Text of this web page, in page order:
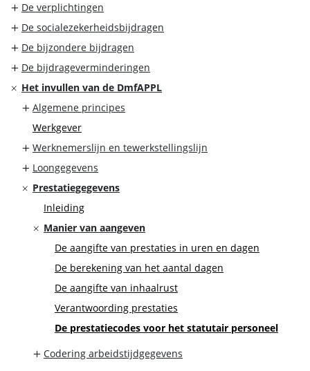
De verplichtingen
De socialezekerheidsbijdragen
De bijzondere bijdragen
De bijdrageverminderingen
Het invullen van de DmfAPPL
Algemene principes
Werkgever
Werknemerslijn en tewerkstellingslijn
Loongegevens
Prestatiegegevens
Inleiding
Manier van aangeven
De aangifte van prestaties in uren en dagen
De berekening van het aantal dagen
De aangifte van inhaalrust
Verantwoording prestaties
De prestatiecodes voor het statutair personeel
Codering arbeidstijdgegevens